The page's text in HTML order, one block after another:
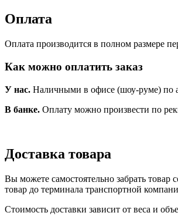
Оплата
Оплата производится в полном размере
Как можно оплатить заказ
У нас. Наличными в офисе (шоу-руме) по
В банке. Оплату можно произвести по
Доставка товара
Вы можете самостоятельно забрать
товар до терминала транспортной
Стоимость доставки зависит от веса и